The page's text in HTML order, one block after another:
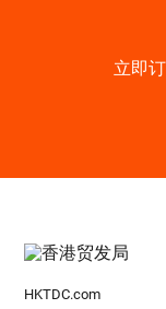
立即
HKTDC.com